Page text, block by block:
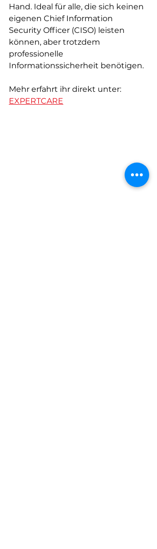
Hand. Ideal für alle, die sich keinen
eigenen Chief Information
Security Officer (CISO) leisten
können, aber trotzdem
professionelle
Informationssicherheit benötigen.
Mehr erfahrt ihr direkt unter:
EXPERTCARE